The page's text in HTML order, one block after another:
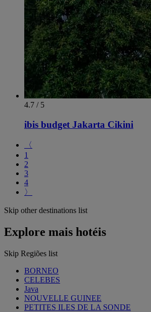
4.7 / 5
ibis budget Jakarta Cikini
〈
1
2
3
4
〉
Skip other destinations list
Explore mais hotéis
Skip Regiões list
BORNEO
CELEBES
Java
NOUVELLE GUINEE
PETITES ILES DE LA SONDE